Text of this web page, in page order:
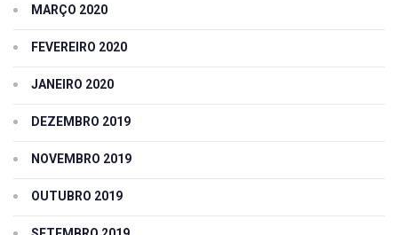
MARÇO 2020
FEVEREIRO 2020
JANEIRO 2020
DEZEMBRO 2019
NOVEMBRO 2019
OUTUBRO 2019